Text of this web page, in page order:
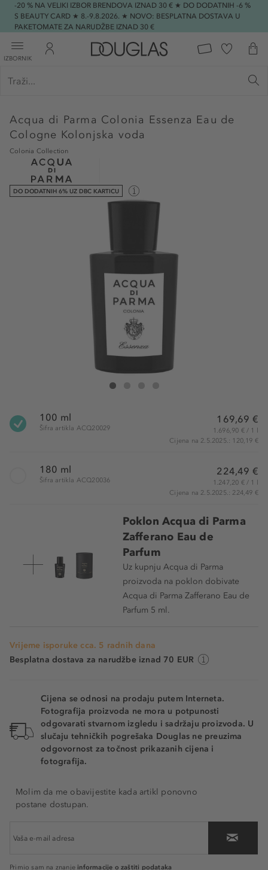
-20 % NA VELIKI IZBOR BRENDOVA IZNAD 30 € ★ DO DODATNIH -6 %
S BEAUTY CARD ★ 8.-9.8.2026. ★ NOVO: BESPLATNA DOSTAVA U
PAKETOMATE ZA NARUDŽBE IZNAD 30 €
IZBORNIK
Acqua di Parma Colonia Essenza Eau de
Cologne Kolonjska voda
Colonia Collection
DO DODATNIH 6% UZ DBC KARTICU
Acqua di Parma Colonia Essenza Eau de Cologne
100 ml
Šifra artikla ACQ20029
169,69 €
1.696,90 € / 1 l
Cijena na 2.5.2025.: 120,19 €
180 ml
Šifra artikla ACQ20036
224,49 €
1.247,20 € / 1 l
Cijena na 2.5.2025.: 224,49 €
Poklon Acqua di Parma
Zafferano Eau de
Parfum
Uz kupnju Acqua di Parma
proizvoda na poklon dobivate
Acqua di Parma Zafferano Eau de
Parfum 5 ml.
Vrijeme isporuke cca. 5 radnih dana
Besplatna dostava za narudžbe iznad 70 EUR
Cijena se odnosi na prodaju putem Interneta.
Fotografija proizvoda ne mora u potpunosti
odgovarati stvarnom izgledu i sadržaju proizvoda. U
slučaju tehničkih pogrešaka Douglas ne preuzima
odgovornost za točnost prikazanih cijena i
fotografija.
Molim da me obavijestite kada artikl ponovno
postane dostupan.
Primio sam na znanje informacije o zaštiti podataka